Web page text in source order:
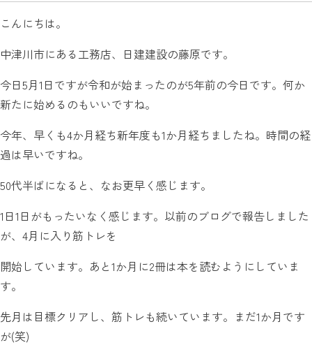
こんにちは。
中津川市にある工務店、日建建設の藤原です。
今日5月1日ですが令和が始まったのが5年前の今日です。何か
新たに始めるのもいいですね。
今年、早くも4か月経ち新年度も1か月経ちましたね。時間の経
過は早いですね。
50代半ばになると、なお更早く感じます。
1日1日がもったいなく感じます。以前のブログで報告しました
が、4月に入り筋トレを
開始しています。あと1か月に2冊は本を読むようにしていま
す。
先月は目標クリアし、筋トレも続いています。まだ1か月です
が(笑)